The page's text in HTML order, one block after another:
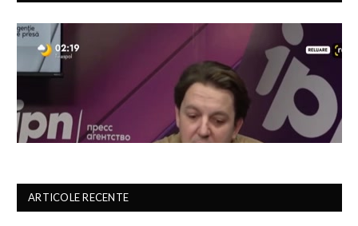
ARTICOLE RECENTE